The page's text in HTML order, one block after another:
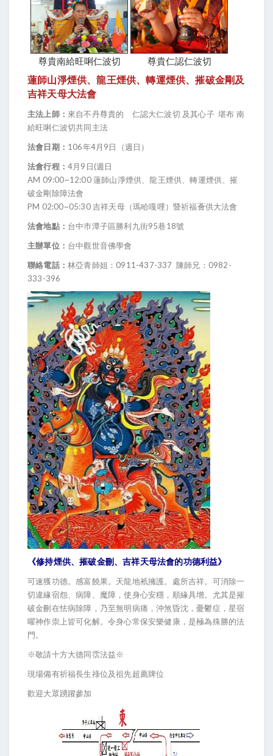
尊貴南給旺唎仁波切 尊貴仁認仁波切
蓮師山淨煙供、龍王煙供、轉運煙供、摧破金剛及
吉祥天母大法會
主法上師： 來自不丹尊貴的 仁認大仁波切 及其心子 堪布 南
給旺唎仁波切共同主法
法會日期： 106年4月9日（週日）
法會行程： 4月9日(週日
AM 09:00~12:00 蓮師山淨煙供、龍王煙供、轉運煙供、摧
破金剛除障法會
PM 02:00~05:30 吉祥天母（瑪哈嘎哩）暨祈福薈供大法會
法會地點： 台中巿潭子區勝利九街95巷18號
主辦單位： 台中觀世音佛學會
聯絡電話： 林亞青師姐：0911-437-337 陳師兄：0982-
333-396
《修持煙供、摧破金刪、吉祥天母法會的功德利益》
可速獲功德。感富饒果。天龍地衹擁護。處所吉祥。可消除一
切違緣宿怨、病障、魔障，使身心安穩，順緣具增。尤其是摧
破金刪在怯病除障，乃至無明病痛，沖煞昏沈，憂鬱症，星宿
曜神作崇上皆可化解。令身心常保安樂健康，是極為殊勝的法
門。
※敬請十方大德同霑法益※
現場備有祈福長生祿位及祖先超薦牌位
歡迎大眾踴躍參加